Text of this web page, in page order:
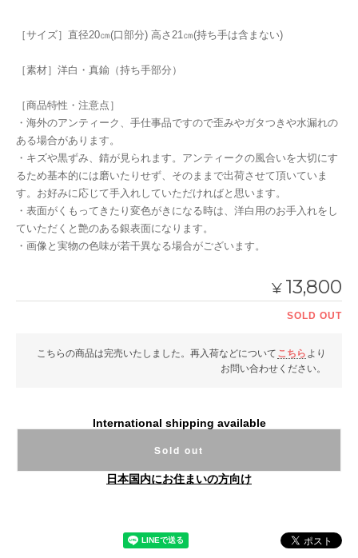
［サイズ］直径20㎝(口部分) 高さ21㎝(持ち手は含まない)
［素材］洋白・真鍮（持ち手部分）
［商品特性・注意点］
・海外のアンティーク、手仕事品ですので歪みやガタつきや水漏れの
ある場合があります。
・キズや黒ずみ、錆が見られます。アンティークの風合いを大切にす
るため基本的には磨いたりせず、そのままで出荷させて頂いていま
す。お好みに応じて手入れしていただければと思います。
・表面がくもってきたり変色がきになる時は、洋白用のお手入れをし
ていただくと艶のある銀表面になります。
・画像と実物の色味が若干異なる場合がございます。
¥ 13,800
SOLD OUT
こちらの商品は完売いたしました。再入荷などについて こちら より
お問い合わせください。
International shipping available
Sold out
日本国内にお住まいの方向け